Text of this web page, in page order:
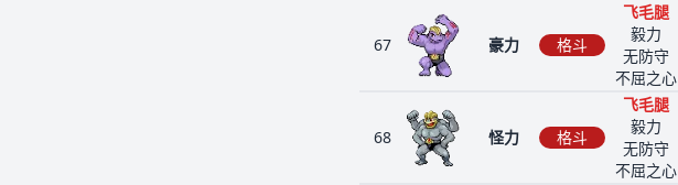
67 豪力 格斗
飞毛腿
毅力
无防守
不屈之心
68 怪力 格斗
飞毛腿
毅力
无防守
不屈之心